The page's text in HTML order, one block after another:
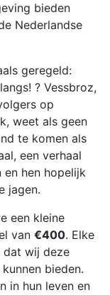
bieden
Nederlandse
geregeld:
? Vessbroz,
op
weet als geen
te komen als
een verhaal
en hen hopelijk
jagen.
een kleine
van €400. Elke
dat wij deze
bieden.
in hun leven en